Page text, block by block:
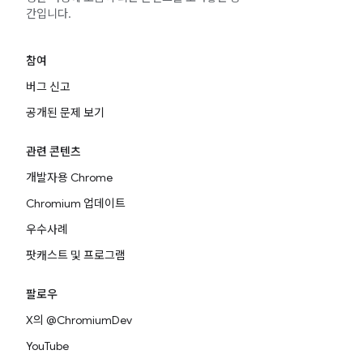
간입니다.
참여
버그 신고
공개된 문제 보기
관련 콘텐츠
개발자용 Chrome
Chromium 업데이트
우수사례
팟캐스트 및 프로그램
팔로우
X의 @ChromiumDev
YouTube